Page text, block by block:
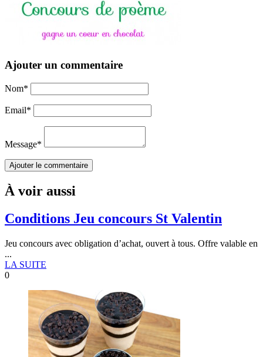
Ajouter un commentaire
Nom*
Email*
Message*
À voir aussi
Conditions Jeu concours St Valentin
Jeu concours avec obligation d’achat, ouvert à tous. Offre valable en
...
LA SUITE
0